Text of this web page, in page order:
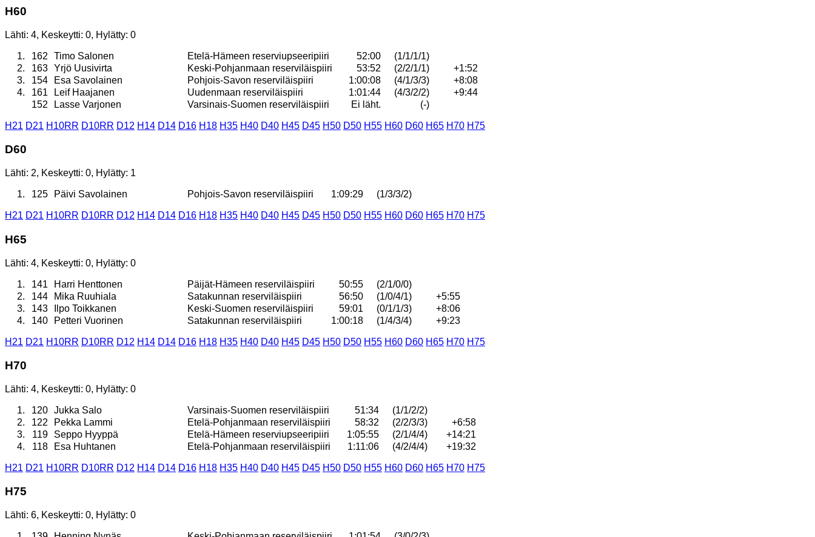
H60
Lähti: 4, Keskeytti: 0, Hylätty: 0
1. 162 Timo Salonen Etelä-Hämeen reserviupseeripiiri 52:00
(1/1/1/1)
2.
163 Yrjö Uusivirta Keski-Pohjanmaan reserviläispiiri 53:52 (2/2/1/1)
+1:52
3.
154 Esa Savolainen Pohjois-Savon reserviläispiiri 1:00:08 (4/1/3/3)
+8:08
4.
161 Leif Haajanen Uudenmaan reserviläispiiri 1:01:44 (4/3/2/2)
+9:44
152
Lasse Varjonen Varsinais-Suomen reserviläispiiri Ei läht. (-)
H21 D21 H10RR D10RR D12 H14 D14 D16 H18 H35 H40 D40 H45 D45 H50 D50 H55 H60 D60 H65 H70 H75
D60
Lähti: 2, Keskeytti: 0, Hylätty: 1
1. 125 Päivi Savolainen Pohjois-Savon reserviläispiiri 1:09:29 (1/3/3/2)
H21 D21 H10RR D10RR D12 H14 D14 D16 H18 H35 H40 D40 H45 D45 H50 D50 H55 H60 D60 H65 H70 H75
H65
Lähti: 4, Keskeytti: 0, Hylätty: 0
1. 141 Harri Henttonen Päijät-Hämeen reserviläispiiri 50:55
(2/1/0/0)
2.
144 Mika Ruuhiala Satakunnan reserviläispiiri 56:50 (1/0/4/1)
+5:55
3.
143 Ilpo Toikkanen Keski-Suomen reserviläispiiri 59:01 (0/1/1/3)
+8:06
4.
140 Petteri Vuorinen Satakunnan reserviläispiiri 1:00:18 (1/4/3/4) +9:23
H21 D21 H10RR D10RR D12 H14 D14 D16 H18 H35 H40 D40 H45 D45 H50 D50 H55 H60 D60 H65 H70 H75
H70
Lähti: 4, Keskeytti: 0, Hylätty: 0
1. 120 Jukka Salo Varsinais-Suomen reserviläispiiri 51:34
(1/1/2/2)
2.
122 Pekka Lammi Etelä-Pohjanmaan reserviläispiiri 58:32 (2/2/3/3)
+6:58
3.
119 Seppo Hyyppä Etelä-Hämeen reserviupseeripiiri 1:05:55 (2/1/4/4)
+14:21
4.
118 Esa Huhtanen Etelä-Pohjanmaan reserviläispiiri 1:11:06 (4/2/4/4) +19:32
H21 D21 H10RR D10RR D12 H14 D14 D16 H18 H35 H40 D40 H45 D45 H50 D50 H55 H60 D60 H65 H70 H75
H75
Lähti: 6, Keskeytti: 0, Hylätty: 0